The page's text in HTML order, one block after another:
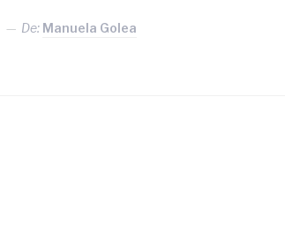
De: Manuela Golea